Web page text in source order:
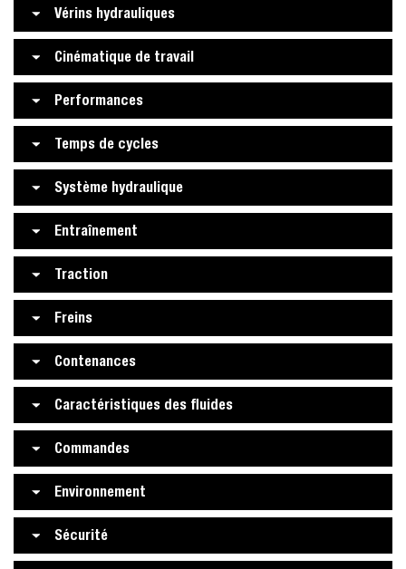
Vérins hydrauliques
Cinématique de travail
Performances
Temps de cycles
Système hydraulique
Entraînement
Traction
Freins
Contenances
Caractéristiques des fluides
Commandes
Environnement
Sécurité